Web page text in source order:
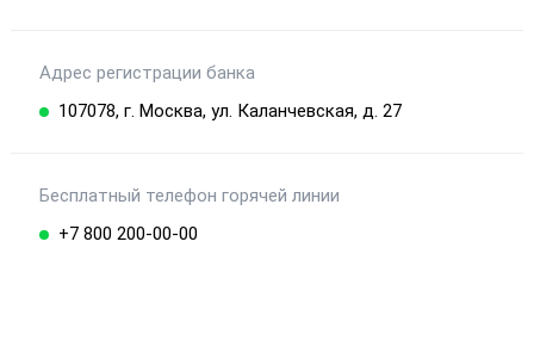
Адрес регистрации банка
107078, г. Москва, ул. Каланчевская, д. 27
Бесплатный телефон горячей линии
+7 800 200-00-00